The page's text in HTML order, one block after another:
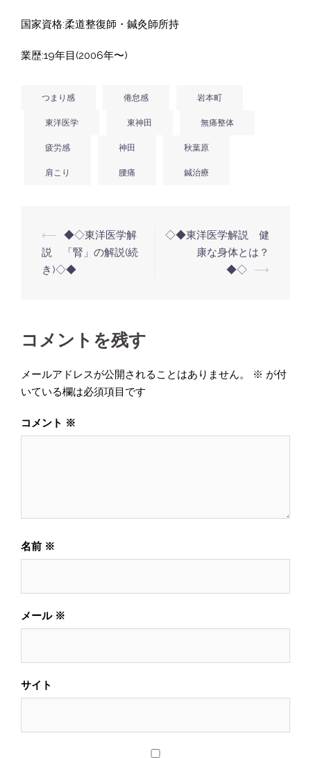
国家資格:柔道整復師・鍼灸師所持
業歴:19年目(2006年〜)
つまり感 倦怠感 岩本町
東洋医学 東神田 無痛整体
疲労感 神田 秋葉原
肩こり 腰痛 鍼治療
投
稿
ナ
ー
ョ
ン
⟵
◆◇東洋医学解
説 「腎」の解説(続
き)◇◆
◇◆東洋医学解説 健
康な身体とは？
◆◇
⟶
コメントを残す
メールアドレスが公開されることはありません。 ※ が付
いている欄は必須項目です
コメント ※
名前 ※
メール ※
サイト